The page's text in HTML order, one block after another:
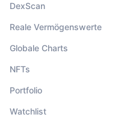
DexScan
Reale Vermögenswerte
Globale Charts
NFTs
Portfolio
Watchlist